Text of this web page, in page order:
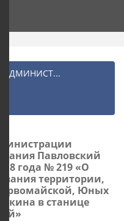
АДМИНИСТ...
Павловский
года № 219 «О
территории,
Юных
в станице